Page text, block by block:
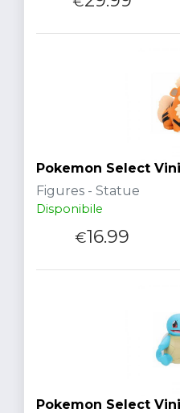
Pokemon Select
Figures - Statue
Disponibile
€16.99
Pokemon Select